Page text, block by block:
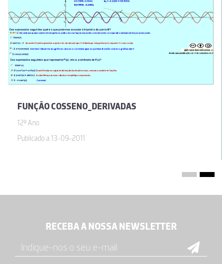
FUNÇÃO COSSENO_DERIVADAS
12º Ano
Publicado a 13-09-2011
RECEBA A NOSSA NEWSLETTER